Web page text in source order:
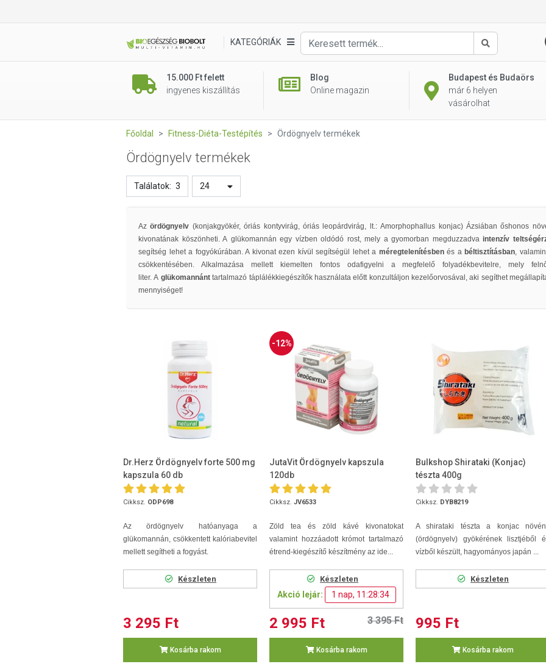
KATEGÓRIÁK
Keresés
15.000 Ft felett
ingyenes kiszállítás
Blog
Online magazin
Budapest és Budaörs
már 6 helyen
vásárolhat
Főoldal Fitness-Diéta-Testépítés Ördögnyelv termékek
Ördögnyelv termékek
Találatok: 3 24
Azördögnyelv (konjakgyökér, óriás kontyvirág, óriás leopárdvirág, lt.: Amorphophallus konjac) Ázsiában őshonos
kivonatának köszönheti. A glükomannán egy vízben oldódó rost, mely a gyomorban megduzzadva intenzív
segítség lehet a fogyókúrában. A kivonat ezen kívül segítségül lehet a méregtelenítésbenés a béltisztításban,
csökkentésében. Alkalmazása mellett kiemelten fontos odafigyelni a megfelelő folyadékbevitelre, mely
liter. A glükomannánttartalmazó táplálékkiegészítők használata előtt konzultáljon kezelőorvosával, aki segíthet
mennyiséget!
Dr.Herz Ördögnyelv forte 500 mg
kapszula 60 db
Cikksz. ODP698
Az ördögnyelv hatóanyaga a
glükomannán, csökkentett kalóriabevitel
mellett segítheti a fogyást.
Készleten
3 295 Ft
Kosárba rakom
-12%
JutaVit Ördögnyelv kapszula
120db
Cikksz. JV6533
Zöld tea és zöld kávé kivonatokat
valamint hozzáadott krómot tartalmazó
étrend-kiegészítő készítmény az ide...
Készleten
Akció lejár: 1 nap, 11:28:34
2 995 Ft 3 395 Ft
Kosárba rakom
Bulkshop Shirataki (Konjac)
tészta 400g
Cikksz. DYB8219
A shirataki tészta a konjac
(ördögnyelv) gyökérének lisztjéből
vízből készült, hagyományos japán ...
Készleten
995 Ft
Kosárba rakom